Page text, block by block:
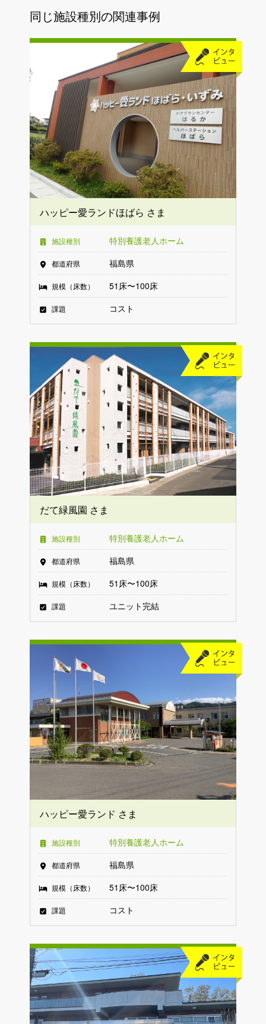
同じ施設種別の関連事例
ハッピー愛ランドほばら さま
施設種別 特別養護老人ホーム
都道府県 福島県
規模（床数） 51床〜100床
課題 コスト
だて緑風園 さま
施設種別 特別養護老人ホーム
都道府県 福島県
規模（床数） 51床〜100床
課題 ユニット完結
ハッピー愛ランド さま
施設種別 特別養護老人ホーム
都道府県 福島県
規模（床数） 51床〜100床
課題 コスト